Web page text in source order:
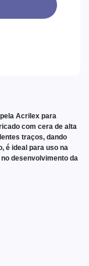
Acrilex para
com cera de alta
traços, dando
é ideal para uso na
desenvolvimento da